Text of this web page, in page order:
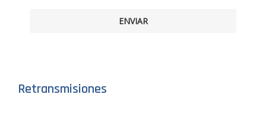
ENVIAR
Retransmisiones